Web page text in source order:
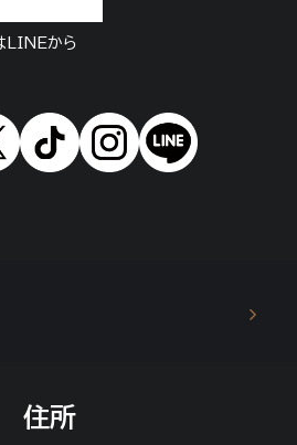
LINEからカバー ダンサー出演
サー
住所